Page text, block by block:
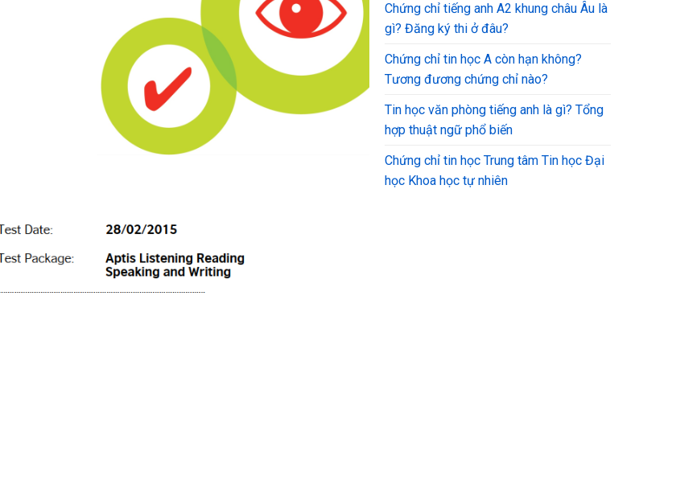
Chứng chỉ tiếng anh A2 khung châu Âu là
gì? Đăng ký thi ở đâu?
Chứng chỉ tin học A còn hạn không?
Tương đương chứng chỉ nào?
Tin học văn phòng tiếng anh là gì? Tổng
hợp thuật ngữ phổ biến
Chứng chỉ tin học Trung tâm Tin học Đại
học Khoa học tự nhiên